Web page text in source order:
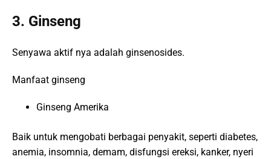
3. Ginseng
Senyawa aktif nya adalah ginsenosides.
Manfaat ginseng
Ginseng Amerika
Baik untuk mengobati berbagai penyakit, seperti diabetes,
anemia, insomnia, demam, disfungsi ereksi, kanker, nyeri